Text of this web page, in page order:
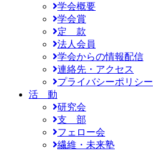
学会概要
学会賞
定 款
法人会員
学会からの情報配信
連絡先・アクセス
プライバシーポリシー
活 動
研究会
支 部
フェロー会
繊維・未来塾